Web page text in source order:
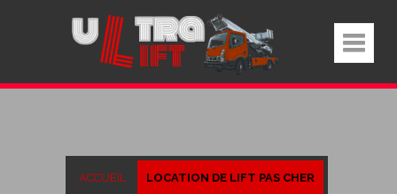
ACCUEIL LOCATION DE LIFT PAS CHER